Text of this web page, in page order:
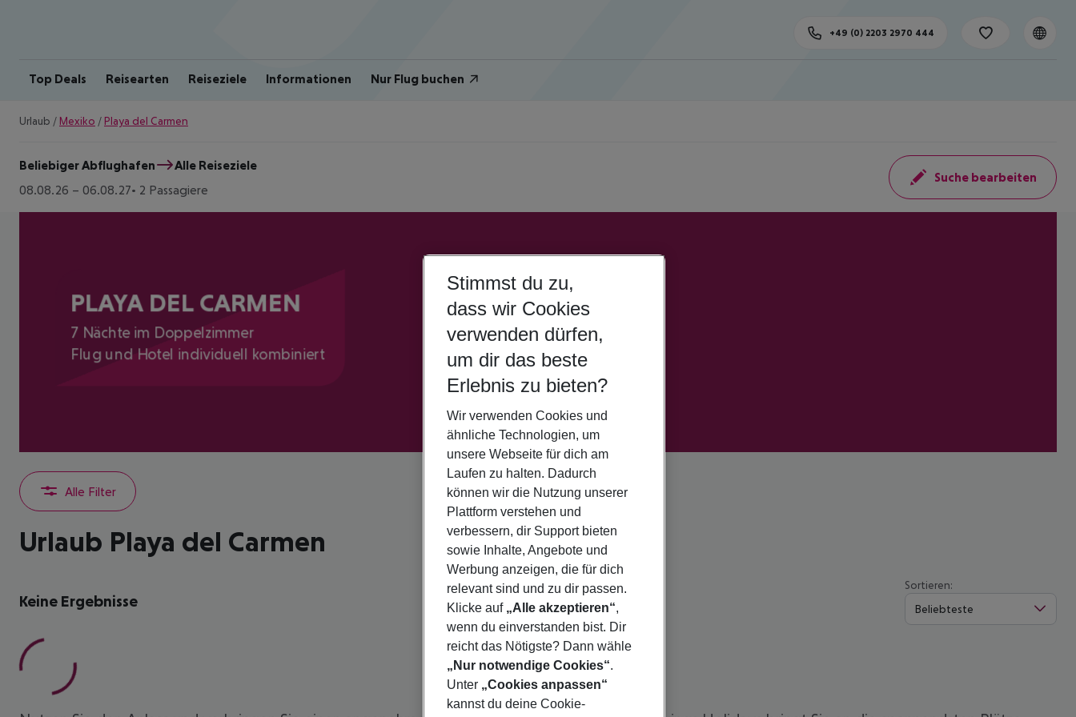
Top Deals Reisearten Reiseziele Informationen Nur Flug buchen
+49 (0) 2203 2970 444
Urlaub / Mexiko / Playa del Carmen
Beliebiger Abflughafen
Alle Reiseziele
08.08.26 – 06.08.27 2 Passagiere
Suche bearbeiten
PLAYA DEL CARMEN
7 Nächte im Doppelzimmer
Flug und Hotel individuell kombiniert
Alle Filter
Urlaub Playa del Carmen
Keine Ergebnisse
Sortieren:
Beliebteste
Stimmst du zu,
dass wir Cookies
verwenden dürfen,
um dir das beste
Erlebnis zu bieten?
Wir verwenden Cookies und
ähnliche Technologien, um
unsere Webseite für dich am
Laufen zu halten. Dadurch
können wir die Nutzung unserer
Plattform verstehen und
verbessern, dir Support bieten
sowie Inhalte, Angebote und
Werbung anzeigen, die für dich
relevant sind und zu dir passen.
Klicke auf „Alle akzeptieren“,
wenn du einverstanden bist. Dir
reicht das Nötigste? Dann wähle
„Nur notwendige Cookies“.
Unter „Cookies anpassen“
kannst du deine Cookie-